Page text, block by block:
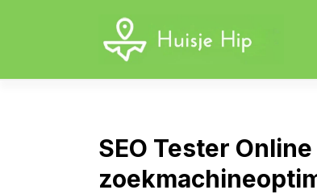
SEO Tester